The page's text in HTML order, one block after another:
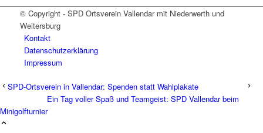
© Copyright - SPD Ortsverein Vallendar mit Niederwerth und
Weitersburg
Kontakt
Datenschutzerklärung
Impressum
SPD-Ortsverein in Vallendar: Spenden statt Wahlplakate
Ein Tag voller Spaß und Teamgeist: SPD Vallendar beim
Minigolfturnier